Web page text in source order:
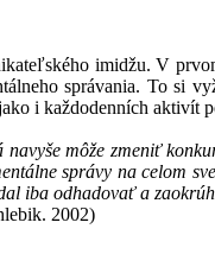
imidžu. V
správania. To
i každodenních aktivít
môže zmeniť
správy na celom
iba odhadovať a
2002)